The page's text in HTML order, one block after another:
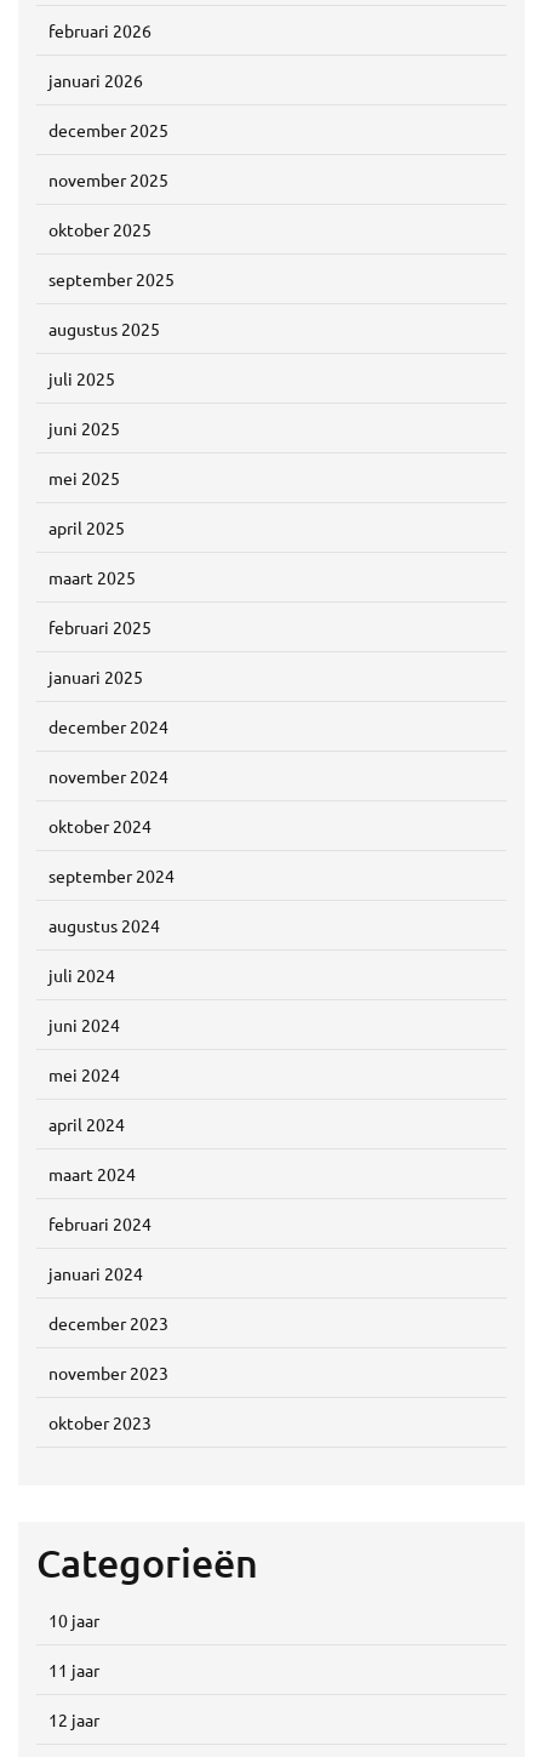
februari 2026
januari 2026
december 2025
november 2025
oktober 2025
september 2025
augustus 2025
juli 2025
juni 2025
mei 2025
april 2025
maart 2025
februari 2025
januari 2025
december 2024
november 2024
oktober 2024
september 2024
augustus 2024
juli 2024
juni 2024
mei 2024
april 2024
maart 2024
februari 2024
januari 2024
december 2023
november 2023
oktober 2023
Categorieën
10 jaar
11 jaar
12 jaar